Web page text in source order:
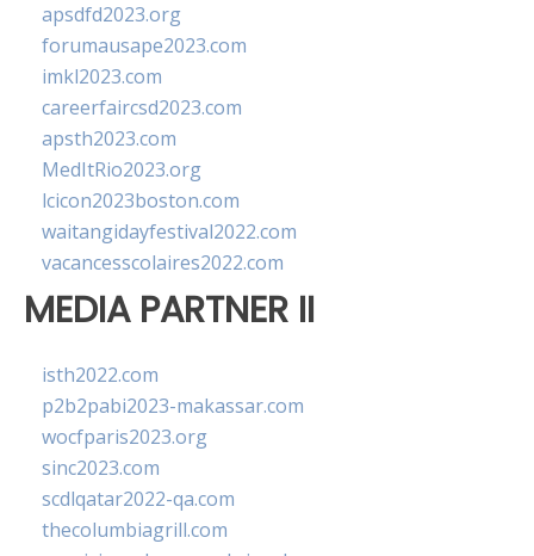
apsdfd2023.org
forumausape2023.com
imkl2023.com
careerfaircsd2023.com
apsth2023.com
MedItRio2023.org
lcicon2023boston.com
waitangidayfestival2022.com
vacancesscolaires2022.com
MEDIA PARTNER II
isth2022.com
p2b2pabi2023-makassar.com
wocfparis2023.org
sinc2023.com
scdlqatar2022-qa.com
thecolumbiagrill.com